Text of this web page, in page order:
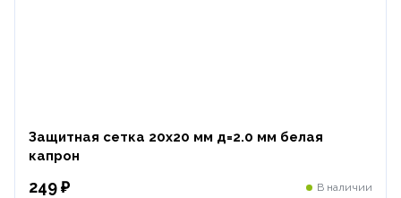
Защитная сетка 20х20 мм д=2.0 мм белая
капрон
249 ₽ В наличии